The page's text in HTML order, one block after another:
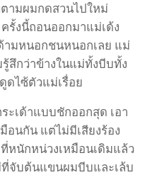
ามผมกดสวนไปใหม่
รั้งนี้ถอนออกมาแม่เด้ง
ามหนอกชนหนอกเลย แม่
สึกว่าข้างในแม่ทั้งบีบทั้ง
ดไซ้ตัวแม่เรื่อย
ะเด้าแบบชักออกสุด เอา
อนกัน แต่ไม่มีเสียงร้อง
หนักหน่วงเหมือนเดิมแล้ว
ที่จับต้นแขนผมบีบและเล้บ